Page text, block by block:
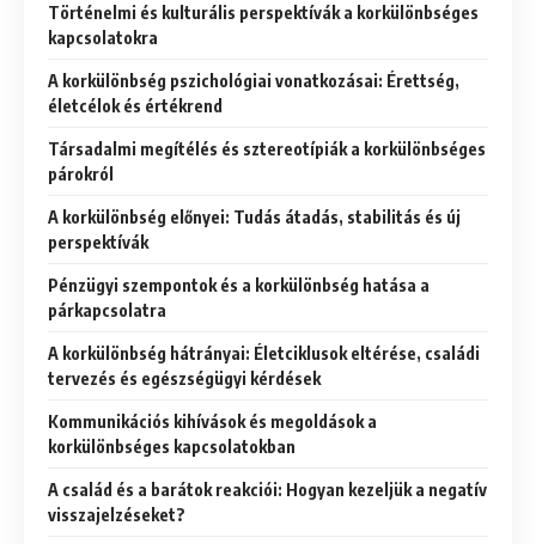
Történelmi és kulturális perspektívák a korkülönbséges
kapcsolatokra
A korkülönbség pszichológiai vonatkozásai: Érettség,
életcélok és értékrend
Társadalmi megítélés és sztereotípiák a korkülönbséges
párokról
A korkülönbség előnyei: Tudás átadás, stabilitás és új
perspektívák
Pénzügyi szempontok és a korkülönbség hatása a
párkapcsolatra
A korkülönbség hátrányai: Életciklusok eltérése, családi
tervezés és egészségügyi kérdések
Kommunikációs kihívások és megoldások a
korkülönbséges kapcsolatokban
A család és a barátok reakciói: Hogyan kezeljük a negatív
visszajelzéseket?